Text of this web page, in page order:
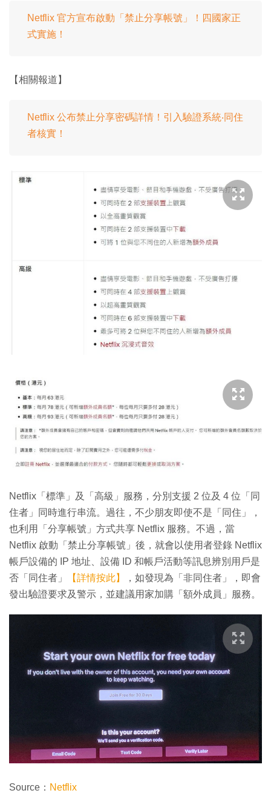
Netflix 官方宣布啟動「禁止分享帳號」！四國家正
式實施！
【相關報道】
Netflix 公布禁止分享密碼詳情！引入驗證系統‧同住
者核實！
Netflix「標準」及「高級」服務，分別支援 2 位及 4 位「同
住者」同時進行串流。過往，不少朋友即使不是「同住」，
也利用「分享帳號」方式共享 Netflix 服務。不過，當
Netflix 啟動「禁止分享帳號」後，就會以使用者登錄 Netflix
帳戶設備的 IP 地址、設備 ID 和帳戶活動等訊息辨別用戶是
否「同住者」
【詳情按此】
，如發現為「非同住者」，即會
發出驗證要求及警示，並建議用家加購「額外成員」服務。
Source： Netflix